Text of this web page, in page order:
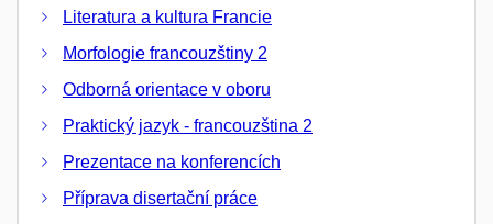
Literatura a kultura Francie
Morfologie francouzštiny 2
Odborná orientace v oboru
Praktický jazyk - francouzština 2
Prezentace na konferencích
Příprava disertační práce